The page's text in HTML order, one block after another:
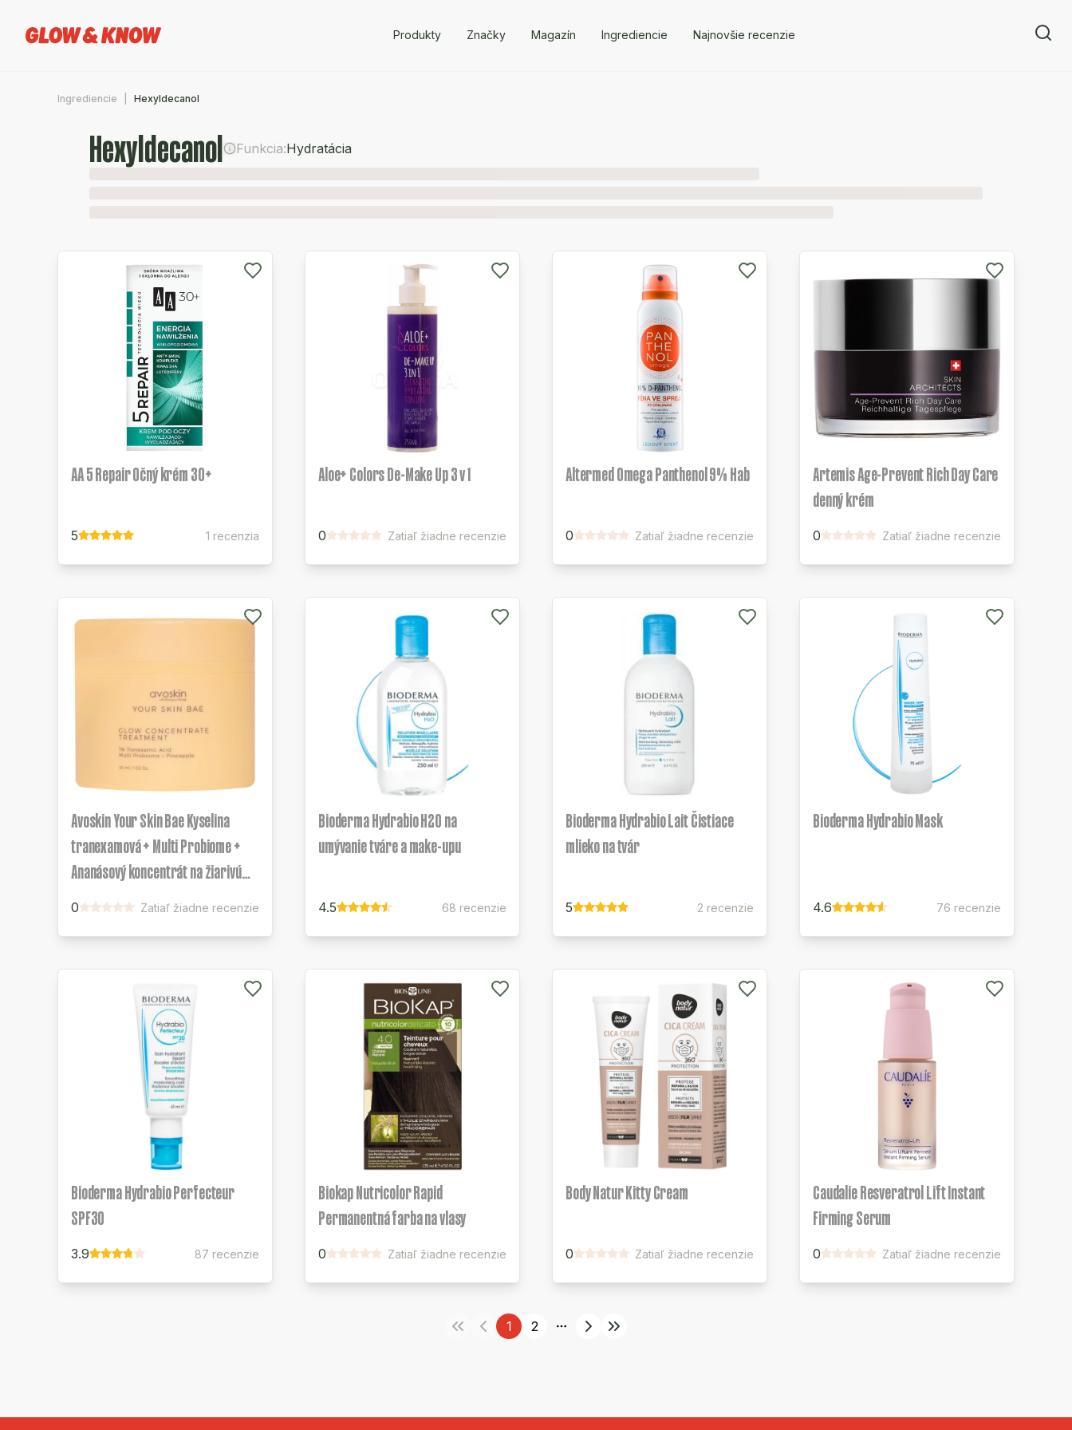
Produkty Značky Magazín Ingrediencie Najnovšie recenzie
Ingrediencie Hexyldecanol
Hexyldecanol Funkcia:Hydratácia
AA 5 Repair Očný krém 30+
5 1 recenzia
Aloe+ Colors De-Make Up 3 v 1
0 Zatiaľ žiadne recenzie
Altermed Omega Panthenol 9% Hab
0 Zatiaľ žiadne recenzie
Artemis Age-Prevent Rich Day Care
denný krém
0 Zatiaľ žiadne recenzie
Avoskin Your Skin Bae Kyselina
tranexamová + Multi Probiome +
Ananásový koncentrát na žiarivú
pleť
0 Zatiaľ žiadne recenzie
Bioderma Hydrabio H2O na
umývanie tváre a make-upu
4.5 68 recenzie
Bioderma Hydrabio Lait Čistiace
mlieko na tvár
5 2 recenzie
Bioderma Hydrabio Mask
4.6 76 recenzie
Bioderma Hydrabio Perfecteur
SPF30
3.9 87 recenzie
Biokap Nutricolor Rapid
Permanentná farba na vlasy
0 Zatiaľ žiadne recenzie
Body Natur Kitty Cream
0 Zatiaľ žiadne recenzie
Caudalie Resveratrol Lift Instant
Firming Serum
0 Zatiaľ žiadne recenzie
1 2
More pages